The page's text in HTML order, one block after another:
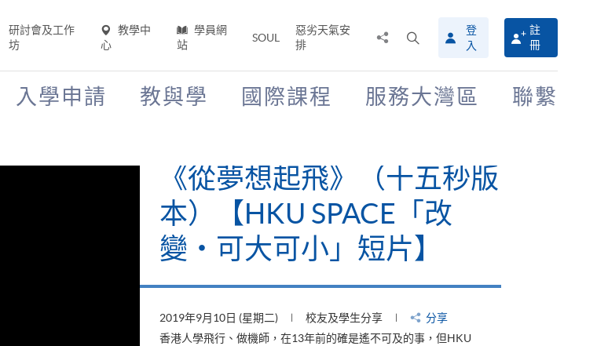
研討會及工作
坊
教學中
心
學員網
站
SOUL
惡劣天氣安
排
搜
尋
介
登
入
註
冊
入學申請 教與學 國際課程 服務大灣區 聯繫
《山外有山，停下才能活在
當下》【HKU SPACE「改
變‧可大可小」短片】
2019年8月22日 (星期四) 校友及學生分享
分享
山外有山，停下才能活在當下